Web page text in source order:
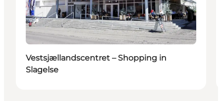
Vestsjællandscentret – Shopping in
Slagelse